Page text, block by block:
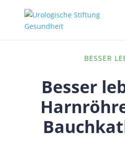
BESSER
Besser